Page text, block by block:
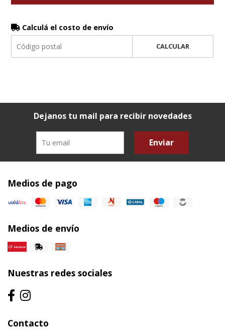
Calculá el costo de envío
CALCULAR
Dejanos tu mail para recibir novedades
Enviar
Medios de pago
Medios de envío
Nuestras redes sociales
Contacto